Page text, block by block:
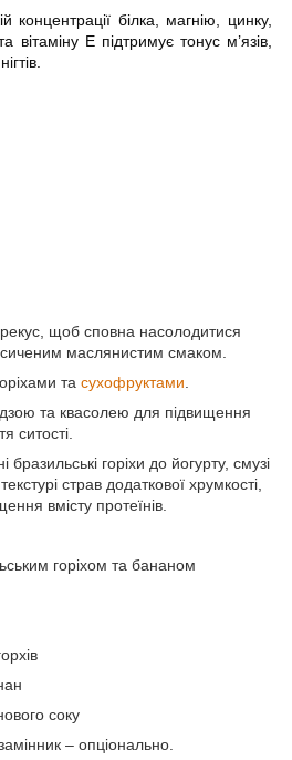
концентрації білка, магнію, цинку,
вітаміну Е підтримує тонус м’язів,
щоб сповна насолодитися
маслянистим смаком.
та сухофруктами
та квасолею для підвищення
ситості.
бразильські горіхи до йогурту, смузі
страв додаткової хрумкості,
вмісту протеїнів.
горіхом та бананом
соку
– опціонально.